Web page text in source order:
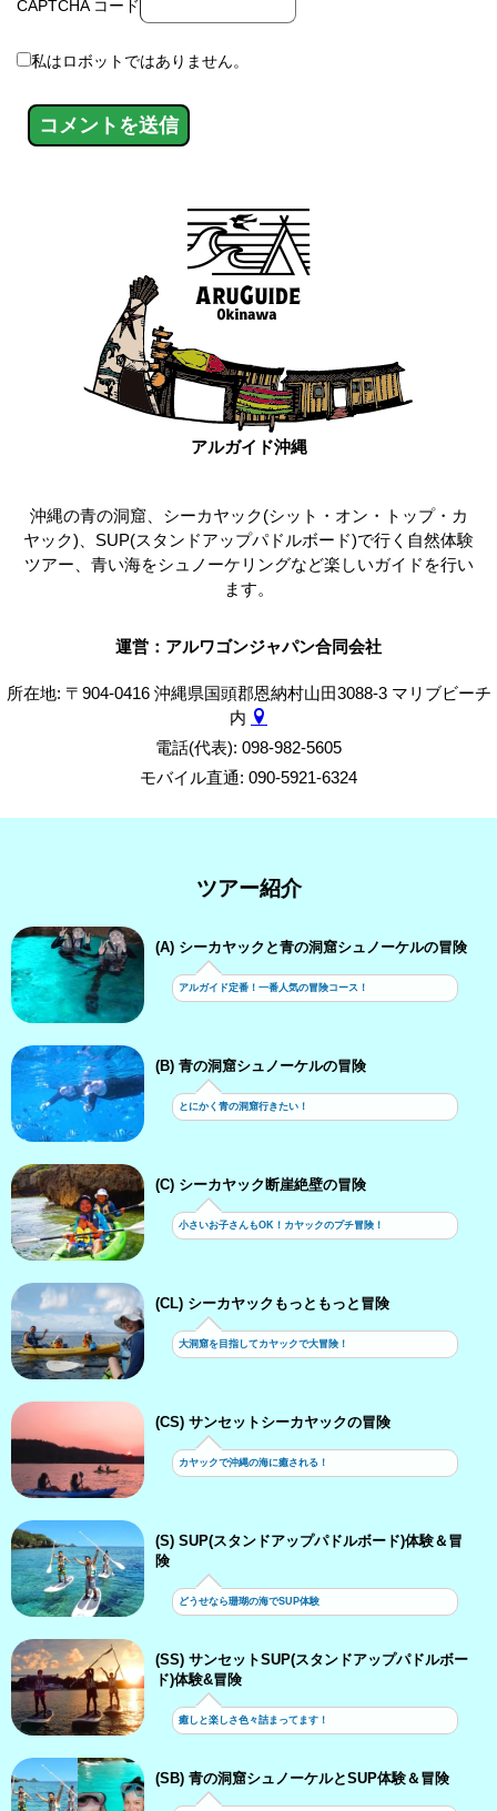
CAPTCHA コード
私はロボットではありません。
アルガイド沖縄
沖縄の青の洞窟、シーカヤック(シット・オン・トップ・カ
ヤック)、SUP(スタンドアップパドルボード)で行く自然体験
ツアー、青い海をシュノーケリングなど楽しいガイドを行い
ます。
運営：アルワゴンジャパン合同会社
所在地: 〒904-0416 沖縄県国頭郡恩納村山田3088-3 マリブビーチ
内
電話(代表): 098-982-5605
モバイル直通: 090-5921-6324
ツアー紹介
(A) シーカヤックと青の洞窟シュノーケルの冒険
アルガイド定番！一番人気の冒険コース！
(B) 青の洞窟シュノーケルの冒険
とにかく青の洞窟行きたい！
(C) シーカヤック断崖絶壁の冒険
小さいお子さんもOK！カヤックのプチ冒険！
(CL) シーカヤックもっともっと冒険
大洞窟を目指してカヤックで大冒険！
(CS) サンセットシーカヤックの冒険
カヤックで沖縄の海に癒される！
(S) SUP(スタンドアップパドルボード)体験＆冒
険
どうせなら珊瑚の海でSUP体験
(SS) サンセットSUP(スタンドアップパドルボー
ド)体験&冒険
癒しと楽しさ色々詰まってます！
(SB) 青の洞窟シュノーケルとSUP体験＆冒険